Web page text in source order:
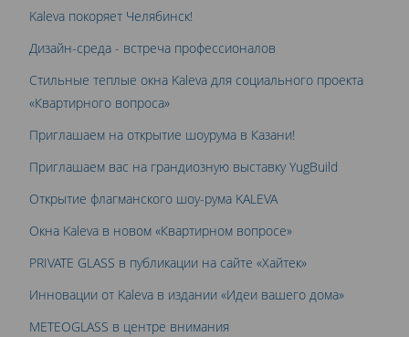
Kaleva покоряет Челябинск!
Дизайн-среда - встреча профессионалов
Стильные теплые окна Kaleva для социального проекта
«Квартирного вопроса»
Приглашаем на открытие шоурума в Казани!
Приглашаем вас на грандиозную выставку YugBuild
Открытие флагманского шоу-рума KALEVA
Окна Kaleva в новом «Квартирном вопросе»
PRIVATE GLASS в публикации на сайте «Хайтек»
Инновации от Kaleva в издании «Идеи вашего дома»
METEOGLASS в центре внимания